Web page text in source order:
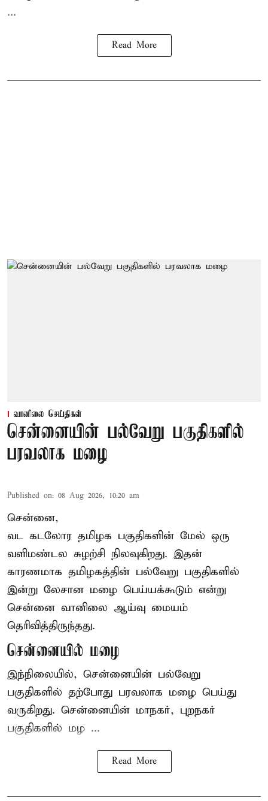
...
Read More
வானிலை செய்திகள்
சென்னையின் பல்வேறு பகுதிகளில்
பரவலாக மழை
Published on: 08 Aug 2026, 10:20 am
சென்னை,
வட கடலோர தமிழக பகுதிகளின் மேல் ஒரு
வளிமண்டல சுழற்சி நிலவுகிறது. இதன்
காரணமாக தமிழகத்தின் பல்வேறு பகுதிகளில்
இன்று லேசான மழை பெய்யக்கூடும் என்று
சென்னை வானிலை ஆய்வு மையம்
தெரிவித்திருந்தது.
சென்னையில் மழை
இந்நிலையில், சென்னையின் பல்வேறு
பகுதிகளில் தற்போது பரவலாக மழை பெய்து
வருகிறது. சென்னையின் மாநகர், புறநகர்
பகுதிகளில் மழ ...
Read More